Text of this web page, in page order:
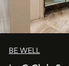
BE WELL